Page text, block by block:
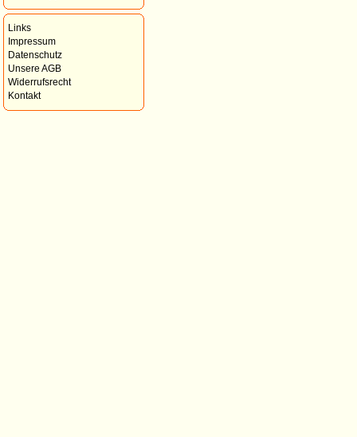
Links
Impressum
Datenschutz
Unsere AGB
Widerrufsrecht
Kontakt